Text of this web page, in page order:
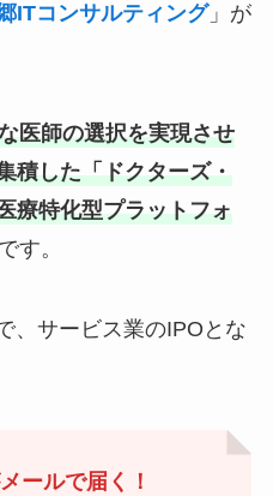
ITコンサルティング」が
医師の選択を実現させ
積した「ドクターズ・
療特化型プラットフォ
す。
、サービス業のIPOとな
ールで届く！